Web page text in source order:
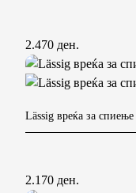
2.470 ден.
Lässig вреќа за спиење
2.170 ден.